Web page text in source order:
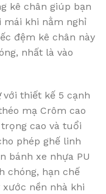
kê chân giúp bạn
mái khi nằm nghỉ
đệm kê chân này
nhất là vào
với thiết kế 5 cạnh
mạ Crôm cao
cao và tuổi
phép ghế linh
bánh xe nhựa PU
chóng, hạn chế
nền nhà khi